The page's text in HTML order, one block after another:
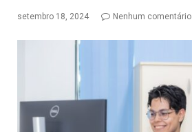
setembro 18, 2024 Nenhum comentário